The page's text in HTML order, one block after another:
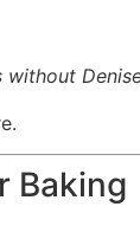
without
Baking